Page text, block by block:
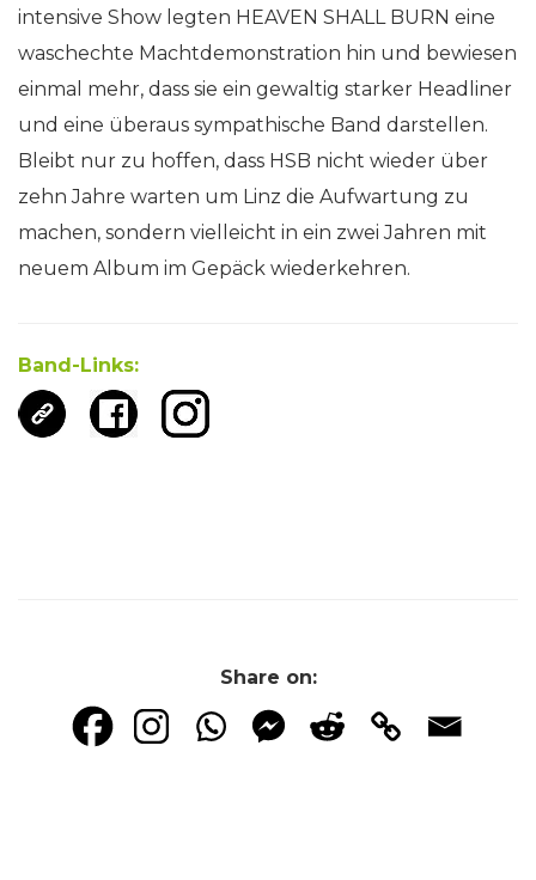
intensive Show legten HEAVEN SHALL BURN eine
waschechte Machtdemonstration hin und bewiesen
einmal mehr, dass sie ein gewaltig starker Headliner
und eine überaus sympathische Band darstellen.
Bleibt nur zu hoffen, dass HSB nicht wieder über
zehn Jahre warten um Linz die Aufwartung zu
machen, sondern vielleicht in ein zwei Jahren mit
neuem Album im Gepäck wiederkehren.
Band-Links:
Share on: